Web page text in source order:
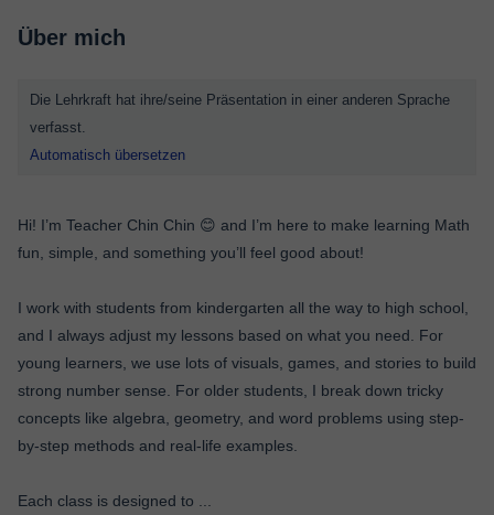
Über mich
Die Lehrkraft hat ihre/seine Präsentation in einer anderen Sprache
verfasst.
Automatisch übersetzen
Hi! I’m Teacher Chin Chin 😊 and I’m here to make learning Math
fun, simple, and something you’ll feel good about!
I work with students from kindergarten all the way to high school,
and I always adjust my lessons based on what you need. For
young learners, we use lots of visuals, games, and stories to build
strong number sense. For older students, I break down tricky
concepts like algebra, geometry, and word problems using step-
by-step methods and real-life examples.
Each class is designed to